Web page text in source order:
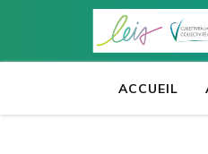
contenu
Entrée)
ACCUEIL